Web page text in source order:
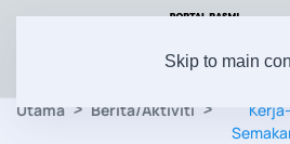
Skip to main
Utama Berita/Aktiviti